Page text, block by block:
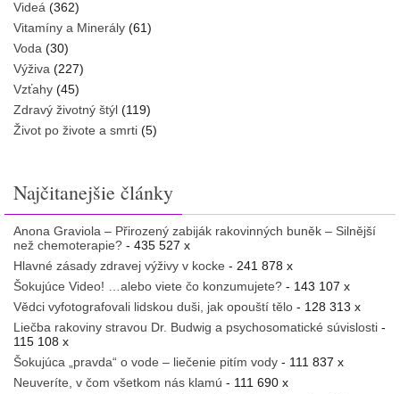
Videá (362)
Vitamíny a Minerály (61)
Voda (30)
Výživa (227)
Vzťahy (45)
Zdravý životný štýl (119)
Život po živote a smrti (5)
Najčitanejšie články
Anona Graviola – Přirozený zabiják rakovinných buněk – Silnější
než chemoterapie? - 435 527 x
Hlavné zásady zdravej výživy v kocke - 241 878 x
Šokujúce Video! …alebo viete čo konzumujete? - 143 107 x
Vědci vyfotografovali lidskou duši, jak opouští tělo - 128 313 x
Liečba rakoviny stravou Dr. Budwig a psychosomatické súvislosti -
115 108 x
Šokujúca „pravda“ o vode – liečenie pitím vody - 111 837 x
Neuveríte, v čom všetkom nás klamú - 111 690 x